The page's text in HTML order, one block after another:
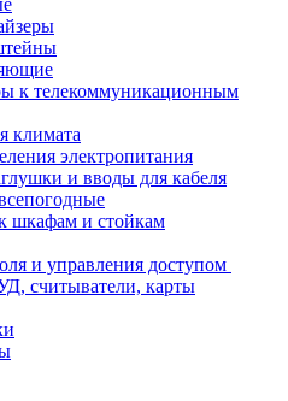
к телекоммуникационным
климата
электропитания
и вводы для кабеля
шкафам и стойкам
и управления доступом
считыватели, карты